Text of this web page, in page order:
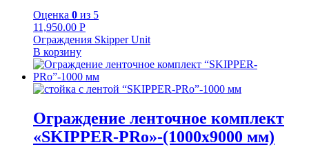
Оценка 0 из 5
11,950.00 Р
Ограждения Skipper Unit
В корзину
Ограждение ленточное комплект
«SKIPPER-PRo»-(1000х9000 мм)